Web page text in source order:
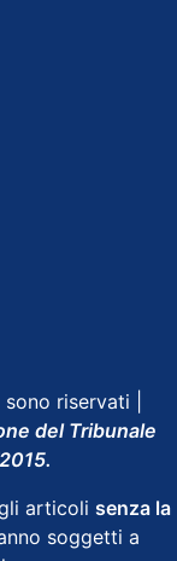
riservati |
del Tribunale
articoli senza la
soggetti a